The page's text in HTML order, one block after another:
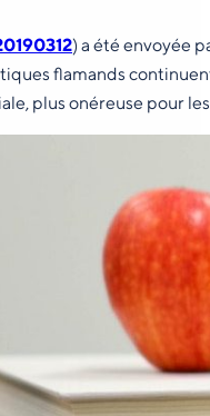
) a été envoyée
flamands
plus onéreuse pour